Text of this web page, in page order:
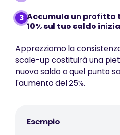
3 Accumula un profitto
10% sul tuo saldo
Apprezziamo la
scale-up costituirà una
nuovo saldo a quel punto
l'aumento del 25%.
Esempio